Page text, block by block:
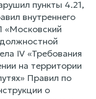
пункты 4.21,
внутреннего
«Московский
IV «Требования
на территории
Правил по
о